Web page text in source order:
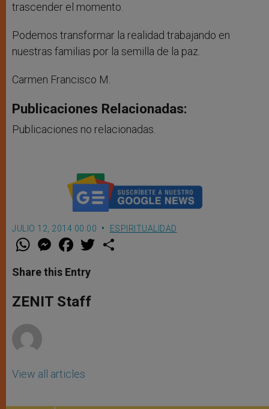
trascender el momento.
Podemos transformar la realidad trabajando en
nuestras familias por la semilla de la paz.
Carmen Francisco M.
Publicaciones Relacionadas:
Publicaciones no relacionadas.
JULIO 12, 2014 00:00 ESPIRITUALIDAD
W
t
s
p
p
M
e
s
e
g
e
F
a
e
b
o
k
w
Share this Entry
ZENIT Staff
View all articles